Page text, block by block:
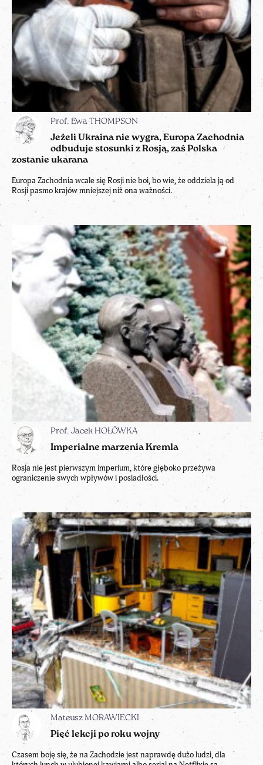
Prof. Ewa THOMPSON
Jeżeli Ukraina nie wygra, Europa Zachodnia
odbuduje stosunki z Rosją, zaś Polska
zostanie ukarana
Europa Zachodnia wcale się Rosji nie boi, bo wie, że oddziela ją od
Rosji pasmo krajów mniejszej niż ona ważności.
Prof. Jacek HOŁÓWKA
Imperialne marzenia Kremla
Rosja nie jest pierwszym imperium, które głęboko przeżywa
ograniczenie swych wpływów i posiadłości.
Mateusz MORAWIECKI
Pięć lekcji po roku wojny
Czasem boję się, że na Zachodzie jest naprawdę dużo ludzi, dla